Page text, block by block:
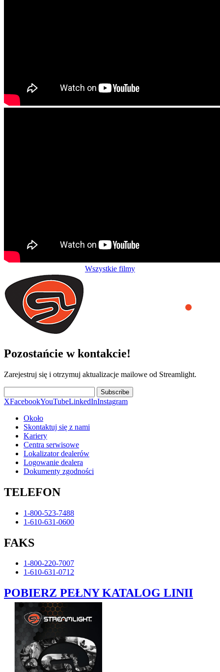
Wszystkie filmy
Pozostańcie w kontakcie!
Zarejestruj się i otrzymuj aktualizacje mailowe od Streamlight.
Subscribe
XFacebookYouTubeLinkedInInstagram
Około
Skontaktuj się z nami
Kariery
Centra serwisowe
Lokalizator dealerów
Logowanie dealera
Dokumenty zgodności
TELEFON
1-800-523-7488
1-610-631-0600
FAKS
1-800-220-7007
1-610-631-0712
POBIERZ PEŁNY KATALOG LINII